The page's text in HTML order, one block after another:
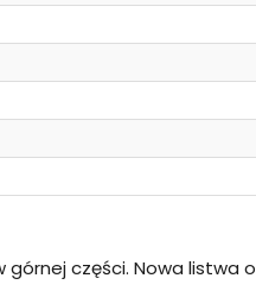
górnej części. Nowa listwa o